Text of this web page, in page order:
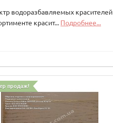
водоразбавляемых красителей
красит... Подробнее...
продаж!